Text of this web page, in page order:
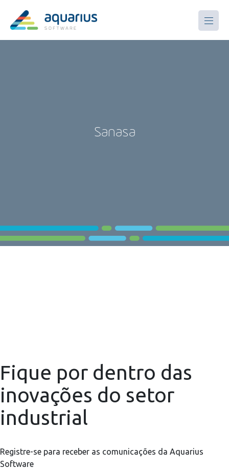
Sanasa
Fique por dentro das
inovações do setor
industrial
Registre-se para receber as comunicações da Aquarius
Software